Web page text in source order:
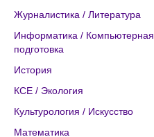
Журналистика / Литература
Информатика / Компьютерная
подготовка
История
КСЕ / Экология
Культурология / Искусство
Математика